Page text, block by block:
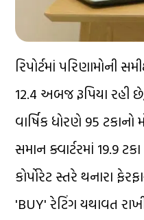
રિપોર્ટમાં
12.4 અબજ રૂપિયા રહી
વાર્ષિક ધોરણે 95
સમાન ક્વાર્ટરમાં 19.9
કોર્પોરેટ સ્તરે થનારા
'BUY' રેટિંગ યથાવત